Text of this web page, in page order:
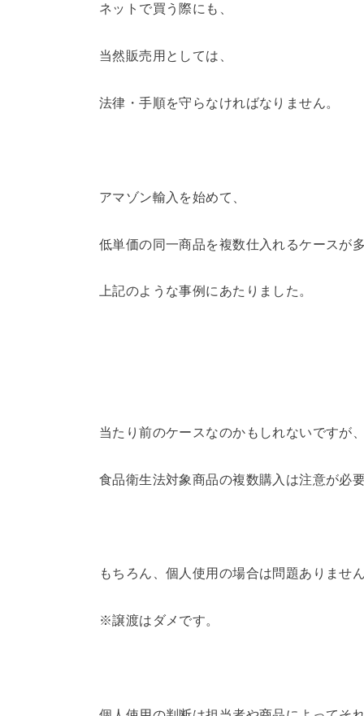
ネットで買う際にも、
当然販売用としては、
法律・手順を守らなければなりません。
アマゾン輸入を始めて、
低単価の同一商品を複数仕入れるケースが多
上記のような事例にあたりました。
当たり前のケースなのかもしれないですが、
食品衛生法対象商品の複数購入は注意が必要
もちろん、個人使用の場合は問題ありません
※譲渡はダメです。